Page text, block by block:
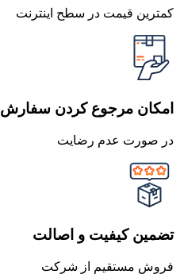
کمترین قیمت در سطح اینترنت
امکان مرجوع کردن سفارش
در صورت عدم رضایت
تضمین کیفیت و اصالت
فروش مستقیم از شرکت